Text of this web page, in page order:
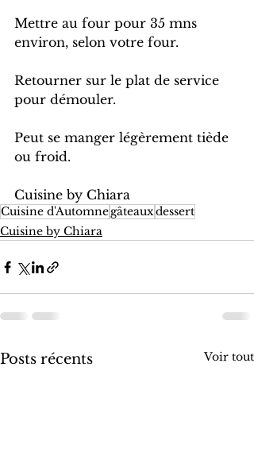
Mettre au four pour 35 mns
environ, selon votre four.
Retourner sur le plat de service
pour démouler.
Peut se manger légèrement tiède
ou froid.
Cuisine by Chiara
Cuisine d'Automnegâteauxdessert
Cuisine by Chiara
Posts récents Voir tout